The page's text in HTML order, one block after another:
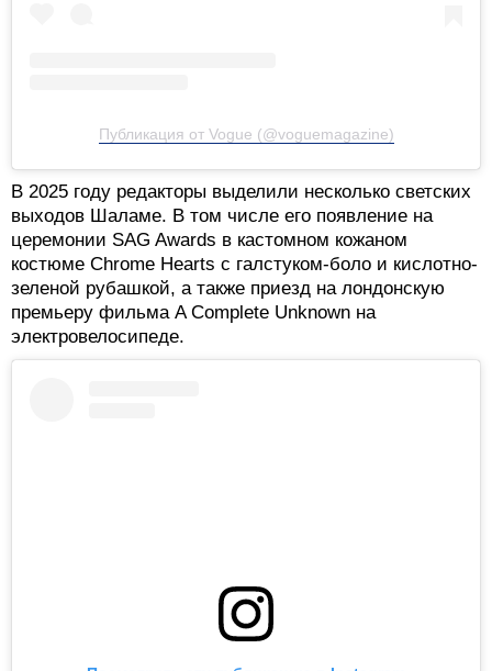
Публикация от Vogue (@voguemagazine)
В 2025 году редакторы выделили несколько светских
выходов Шаламе. В том числе его появление на
церемонии SAG Awards в кастомном кожаном
костюме Chrome Hearts с галстуком-боло и кислотно-
зеленой рубашкой, а также приезд на лондонскую
премьеру фильма A Complete Unknown на
электровелосипеде.